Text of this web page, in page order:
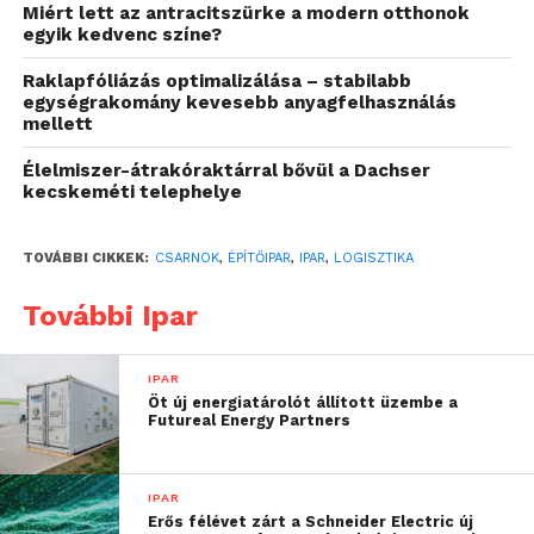
Milyen előnyökkel jár a
könnyűszerkezetes
megoldás?
Az, hogy valamit modern, könnyűszerkezetes
anyagból tervezünk és alkotunk meg, az közel sem
nem tartós vagy időtálló. Sőt, a hagyományos
a könnyűszerkezetes változatok jóval rövidebb idő
alatt felépíthetők. Mivel az elemeket előre gyártják, a
helyszíni szerelés rendkívül gyors, így a
vállalkozások hamarabb birtokba vehetik az új
létesítményt.
A gyorsabb kivitelezés mellett ez az építkezés
kevesebb munkaerőt igényel, így a költségek is
Miért lett az antracitszürke a modern otthonok
egyik kedvenc színe?
Raklapfóliázás optimalizálása – stabilabb
egységrakomány kevesebb anyagfelhasználás
mellett
Élelmiszer-átrakóraktárral bővül a Dachser
kecskeméti telephelye
TOVÁBBI CIKKEK: CSARNOK, ÉPÍTŐIPAR, IPAR, LOGISZTIKA
További Ipar
IPAR
Öt új energiatárolót állított üzembe a
Futureal Energy Partners
IPAR
Erős félévet zárt a Schneider Electric új